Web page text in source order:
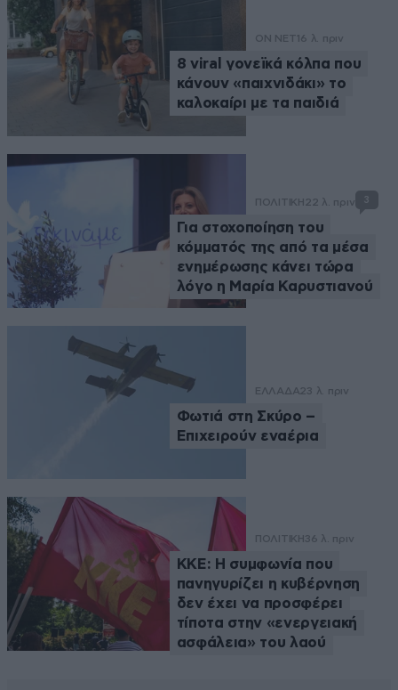
ON NET 16 λ. πριν
8 viral γονεϊκά κόλπα που
κάνουν «παιχνιδάκι» το
καλοκαίρι με τα παιδιά
ΠΟΛΙΤΙΚΗ22 λ. πριν 3
Για στοχοποίηση του
κόμματός της από τα μέσα
ενημέρωσης κάνει τώρα
λόγο η Μαρία Καρυστιανού
ΕΛΛΑΔΑ23 λ. πριν
Φωτιά στη Σκύρο –
Επιχειρούν εναέρια
ΠΟΛΙΤΙΚΗ36 λ. πριν
ΚΚΕ: Η συμφωνία που
πανηγυρίζει η κυβέρνηση
δεν έχει να προσφέρει
τίποτα στην «ενεργειακή
ασφάλεια» του λαού